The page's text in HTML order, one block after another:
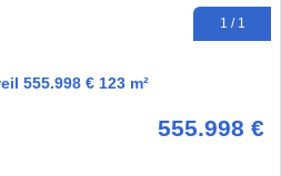
1 / 1
555.998 € 123 m²
555.998 €